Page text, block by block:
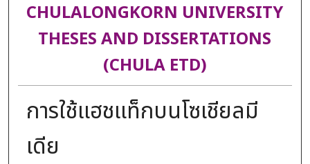
CHULALONGKORN UNIVERSITY
THESES AND DISSERTATIONS
(CHULA ETD)
การใช้แฮชแท็กบนโซเชียลมี
เดีย